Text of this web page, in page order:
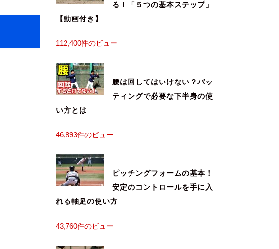
る！「５つの基本ステップ」
【動画付き】
112,400件のビュー
腰は回してはいけない？バッ
ティングで必要な下半身の使
い方とは
46,893件のビュー
ピッチングフォームの基本！
安定のコントロールを手に入
れる軸足の使い方
43,760件のビュー